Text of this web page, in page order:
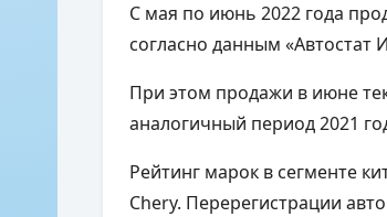
С мая по июнь 2022 года
согласно данным «Автостат
При этом продажи в июне
аналогичный период 2021
Рейтинг марок в сегменте
Chery. Перерегистрации